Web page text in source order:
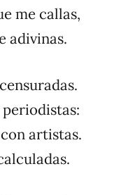
me callas,
adivinas.
artistas.